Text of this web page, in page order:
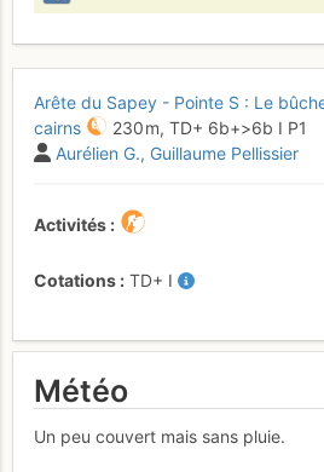
Arête du Sapey - Pointe S : Le
cairns
230 m, TD+ 6b+>6b I P1
Aurélien G. Guillaume Pellissier
Activités
Cotations TD+ I
Météo
Un peu couvert mais sans pluie.